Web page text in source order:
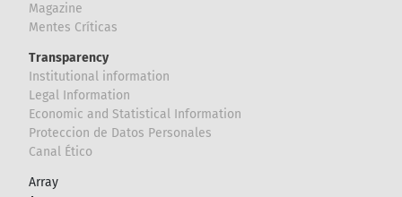
Magazine
Mentes Críticas
Transparency
Institutional information
Legal Information
Economic and Statistical Information
Proteccion de Datos Personales
Canal Ético
Array